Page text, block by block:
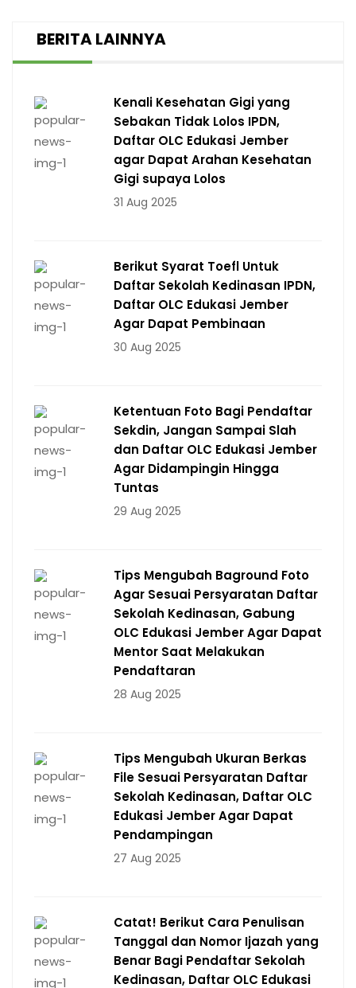
BERITA LAINNYA
Kenali Kesehatan Gigi yang
Sebakan Tidak Lolos IPDN,
Daftar OLC Edukasi Jember
agar Dapat Arahan Kesehatan
Gigi supaya Lolos
31 Aug 2025
Berikut Syarat Toefl Untuk
Daftar Sekolah Kedinasan IPDN,
Daftar OLC Edukasi Jember
Agar Dapat Pembinaan
30 Aug 2025
Ketentuan Foto Bagi Pendaftar
Sekdin, Jangan Sampai Slah
dan Daftar OLC Edukasi Jember
Agar Didampingin Hingga
Tuntas
29 Aug 2025
Tips Mengubah Baground Foto
Agar Sesuai Persyaratan Daftar
Sekolah Kedinasan, Gabung
OLC Edukasi Jember Agar Dapat
Mentor Saat Melakukan
Pendaftaran
28 Aug 2025
Tips Mengubah Ukuran Berkas
File Sesuai Persyaratan Daftar
Sekolah Kedinasan, Daftar OLC
Edukasi Jember Agar Dapat
Pendampingan
27 Aug 2025
Catat! Berikut Cara Penulisan
Tanggal dan Nomor Ijazah yang
Benar Bagi Pendaftar Sekolah
Kedinasan, Daftar OLC Edukasi